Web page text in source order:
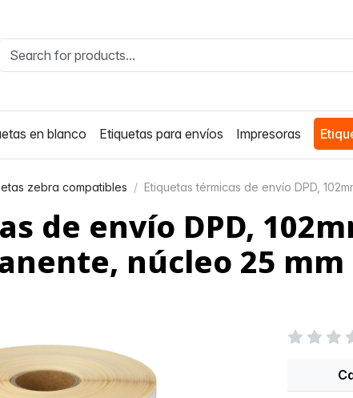
en blanco Etiquetas para envíos Impresoras
zebra compatibles Etiquetas térmicas de envío DPD,
de envío DPD,
núcleo 25 mm